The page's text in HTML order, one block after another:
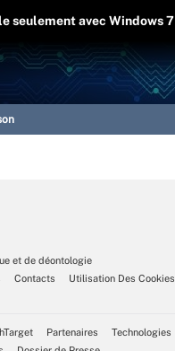
seulement avec Windows 7
et de déontologie
Contacts
Utilisation Des Cookies
Partenaires Technologies